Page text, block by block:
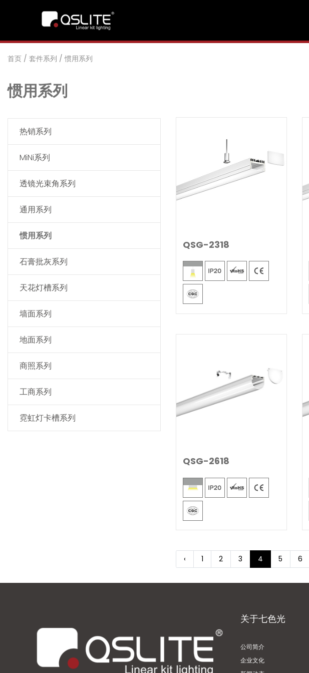
首页 / 套件系列 / 惯用系列
惯用系列
热销系列
MiNi系列
透镜光束角系列
通用系列
惯用系列
石膏批灰系列
天花灯槽系列
墙面系列
地面系列
商照系列
工商系列
霓虹灯卡槽系列
QSG-2318
QSG-2618
‹ 1 2 3 4 5 6
关于七色光
公司简介
企业文化